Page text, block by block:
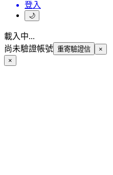
登入
🌙
載入中...
尚未驗證帳號 重寄驗證信
×
×